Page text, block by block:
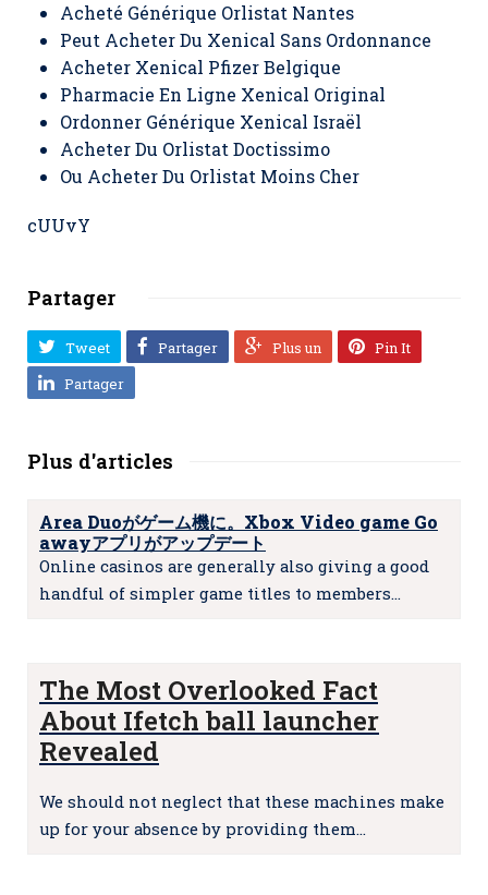
Acheté Générique Orlistat Nantes
Peut Acheter Du Xenical Sans Ordonnance
Acheter Xenical Pfizer Belgique
Pharmacie En Ligne Xenical Original
Ordonner Générique Xenical Israël
Acheter Du Orlistat Doctissimo
Ou Acheter Du Orlistat Moins Cher
cUUvY
Partager
Tweet Partager Plus un
Pin It
Partager
Plus d'articles
Area Duoがゲーム機に。Xbox Video game Go
awayアプリがアップデート
Online casinos are generally also giving a good
handful of simpler game titles to members…
The Most Overlooked Fact
About Ifetch ball launcher
Revealed
We should not neglect that these machines make
up for your absence by providing them…